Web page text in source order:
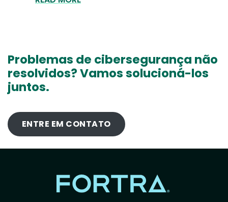
Problemas de cibersegurança não
resolvidos? Vamos solucioná-los
juntos.
ENTRE EM CONTATO